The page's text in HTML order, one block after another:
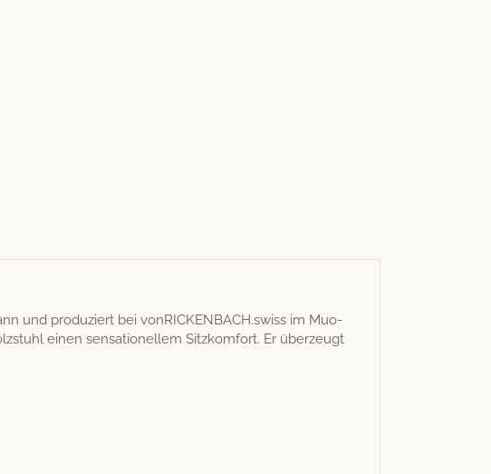
und pro­duziert bei vonRICKENBACH.swiss im Muo­
einen sen­sa­tionellem Sitzkom­fort. Er überzeugt